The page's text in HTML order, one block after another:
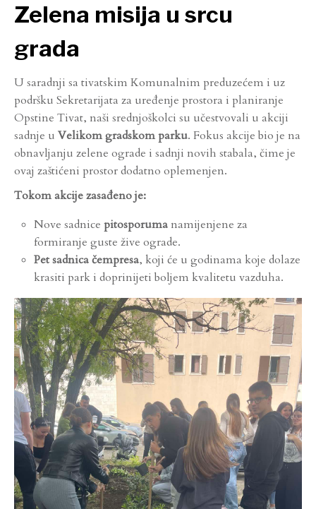
Zelena misija u srcu
grada
U saradnji sa tivatskim Komunalnim preduzećem i uz
podršku Sekretarijata za uređenje prostora i planiranje
Opstine Tivat, naši srednjoškolci su učestvovali u akciji
sadnje u Velikom gradskom parku. Fokus akcije bio je na
obnavljanju zelene ograde i sadnji novih stabala, čime je
ovaj zaštićeni prostor dodatno oplemenjen.
Tokom akcije zasađeno je:
Nove sadnice pitosporuma namijenjene za
formiranje guste žive ograde.
Pet sadnica čempresa, koji će u godinama koje dolaze
krasiti park i doprinijeti boljem kvalitetu vazduha.